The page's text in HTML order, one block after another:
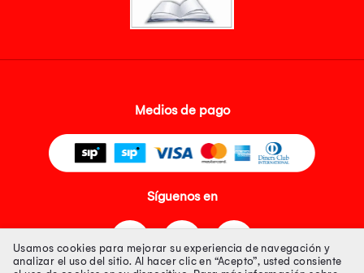
Medios de pago
Síguenos en
Usamos cookies para mejorar su experiencia de navegación y
analizar el uso del sitio. Al hacer clic en “Acepto”, usted consiente